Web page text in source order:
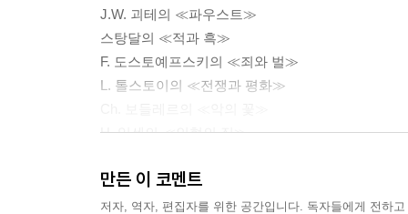
J.W. 괴테의 ≪파우스트≫
스탕달의 ≪적과 흑≫
F. 도스토예프스키의 ≪죄와 벌≫
L. 톨스토이의 ≪전쟁과 평화≫
H. 입센의 ≪인형의 집≫
이광수(李光洙)의 ≪무정(無情)≫
단편소설 15선
만든 이 코멘트
저자, 역자, 편집자를 위한 공간입니다. 독자들에게 전하